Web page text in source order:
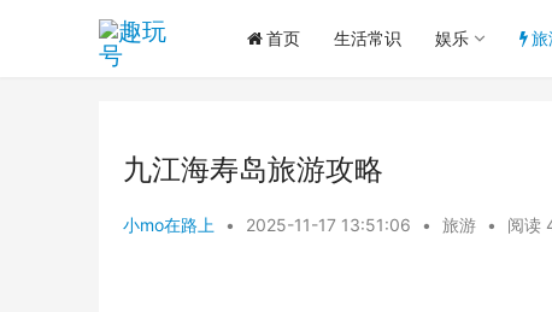
首页 生活常识 娱乐 旅
九江海寿岛旅游攻略
小mo在路上 • 2025-11-17 13:51:06 • 旅游 • 阅读